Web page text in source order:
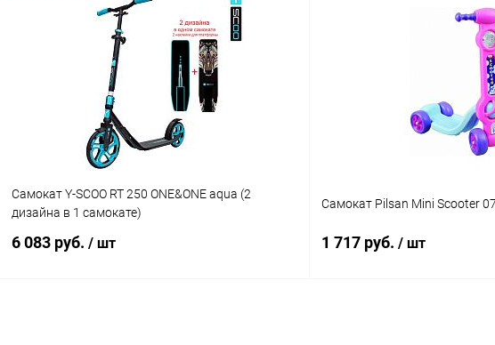
Подписаться
Сравнение
Недоступно
Самокат Y-SCOO RT 250 ONE&ONE aqua (2
дизайна в 1 самокате)
6 083 руб. / шт
Самокат Pilsan Mini Scooter
1 717 руб. / шт